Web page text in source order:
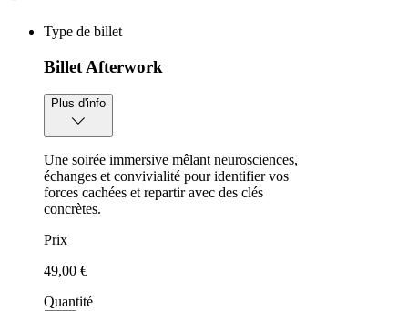
Type de billet
Billet Afterwork
Plus d'info
Une soirée immersive mêlant neurosciences,
échanges et convivialité pour identifier vos
forces cachées et repartir avec des clés
concrètes.
Prix
49,00 €
Quantité